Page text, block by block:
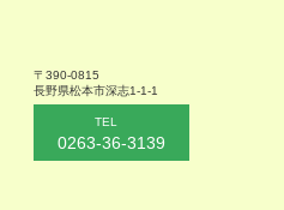
〒390-0815
長野県松本市深志1-1-1
TEL
0263-36-3139